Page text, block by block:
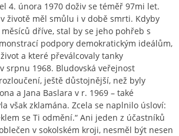
4. února 1970 doživ se téměř 97mi let.
životě měl smůlu i v době smrti. Kdyby
dříve, stal by se jeho pohřeb s
podpory demokratickým ideálům,
a které převálcovaly tanky
srpnu 1968. Bludovská veřejnost
ještě důstojnější, než byly
a Jana Baslara v r. 1969 – také
však zklamána. Zcela se naplnilo úsloví:
se Ti odmění.“ Ani jeden z účastníků
v sokolském kroji, nesměl být nesen